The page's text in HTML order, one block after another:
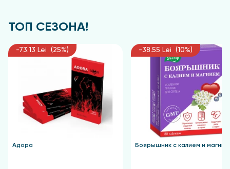
ТОП СЕЗОНА!
-73.13 Lei (25%)
Адора
-38.55 Lei (10%)
Боярышник с калием и